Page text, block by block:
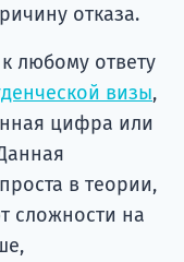
отказа.
любому ответу
визы,
цифра или
в теории,
сложности на